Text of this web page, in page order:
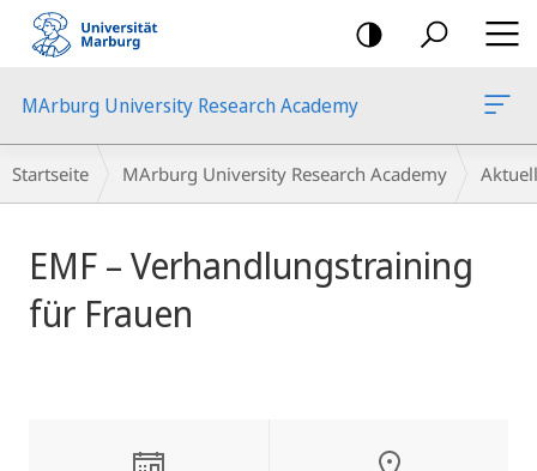
Mobile-
Navigation
MArburg University Research Academy
Breadcrumb-
Navigation
Startseite MArburg University Research Academy
EMF – Verhandlungstraining
für Frauen